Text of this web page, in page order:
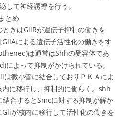
して神経誘導を行う。
とめ
きはGliRが遺伝子抑制の働きを
GliAによる遺伝子活性化の働きをす
は通常はShhの受容体であ
によって抑制がかけられている。
は微小管に結合しておりＰＫＡによ
内に移行し、抑制的に働らく。shh
結合するとSmoに対する抑制が解か
が核内に移行して活性化の働きを